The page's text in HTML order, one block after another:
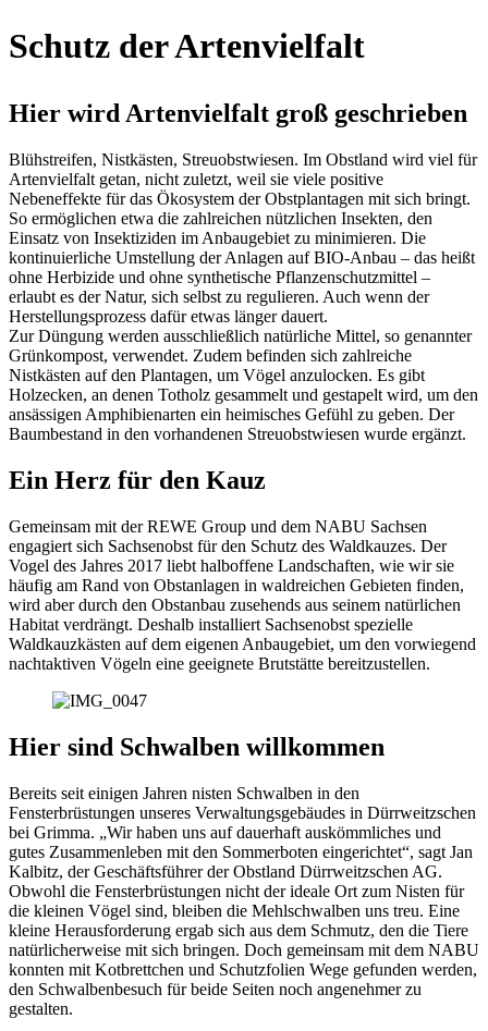
Schutz der Artenvielfalt
Hier wird Artenvielfalt groß geschrieben
Blühstreifen, Nistkästen, Streuobstwiesen. Im Obstland wird viel für
Artenvielfalt getan, nicht zuletzt, weil sie viele positive
Nebeneffekte für das Ökosystem der Obstplantagen mit sich bringt.
So ermöglichen etwa die zahlreichen nützlichen Insekten, den
Einsatz von Insektiziden im Anbaugebiet zu minimieren. Die
kontinuierliche Umstellung der Anlagen auf BIO-Anbau – das heißt
ohne Herbizide und ohne synthetische Pflanzenschutzmittel –
erlaubt es der Natur, sich selbst zu regulieren. Auch wenn der
Herstellungsprozess dafür etwas länger dauert.
Zur Düngung werden ausschließlich natürliche Mittel, so genannter
Grünkompost, verwendet. Zudem befinden sich zahlreiche
Nistkästen auf den Plantagen, um Vögel anzulocken. Es gibt
Holzecken, an denen Totholz gesammelt und gestapelt wird, um den
ansässigen Amphibienarten ein heimisches Gefühl zu geben. Der
Baumbestand in den vorhandenen Streuobstwiesen wurde ergänzt.
Ein Herz für den Kauz
Gemeinsam mit der REWE Group und dem NABU Sachsen
engagiert sich Sachsenobst für den Schutz des Waldkauzes. Der
Vogel des Jahres 2017 liebt halboffene Landschaften, wie wir sie
häufig am Rand von Obstanlagen in waldreichen Gebieten finden,
wird aber durch den Obstanbau zusehends aus seinem natürlichen
Habitat verdrängt. Deshalb installiert Sachsenobst spezielle
Waldkauzkästen auf dem eigenen Anbaugebiet, um den vorwiegend
nachtaktiven Vögeln eine geeignete Brutstätte bereitzustellen.
Hier sind Schwalben willkommen
Bereits seit einigen Jahren nisten Schwalben in den
Fensterbrüstungen unseres Verwaltungsgebäudes in Dürrweitzschen
bei Grimma. „Wir haben uns auf dauerhaft auskömmliches und
gutes Zusammenleben mit den Sommerboten eingerichtet“, sagt Jan
Kalbitz, der Geschäftsführer der Obstland Dürrweitzschen AG.
Obwohl die Fensterbrüstungen nicht der ideale Ort zum Nisten für
die kleinen Vögel sind, bleiben die Mehlschwalben uns treu. Eine
kleine Herausforderung ergab sich aus dem Schmutz, den die Tiere
natürlicherweise mit sich bringen. Doch gemeinsam mit dem NABU
konnten mit Kotbrettchen und Schutzfolien Wege gefunden werden,
den Schwalbenbesuch für beide Seiten noch angenehmer zu
gestalten.